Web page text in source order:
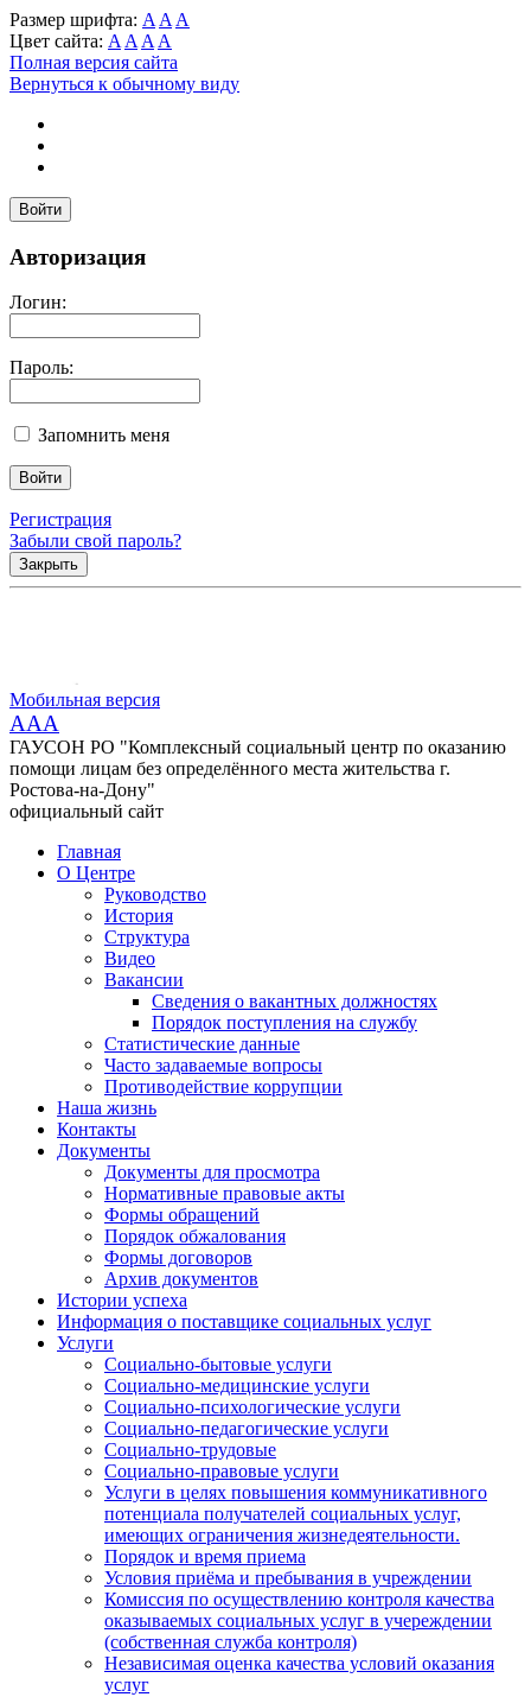
Размер шрифта: A A A
Цвет сайта: A A A A
Полная версия сайта
Вернуться к обычному виду
Войти
Авторизация
Логин:
Пароль:
Запомнить меня
Регистрация
Забыли свой пароль?
Закрыть
Мобильная версия
AAA
ГАУСОН РО "Комплексный социальный центр по оказанию
помощи лицам без определённого места жительства г.
Ростова-на-Дону"
официальный сайт
Главная
О Центре
Руководство
История
Структура
Видео
Вакансии
Сведения о вакантных должностях
Порядок поступления на службу
Статистические данные
Часто задаваемые вопросы
Противодействие коррупции
Наша жизнь
Контакты
Документы
Документы для просмотра
Нормативные правовые акты
Формы обращений
Порядок обжалования
Формы договоров
Архив документов
Истории успеха
Информация о поставщике социальных услуг
Услуги
Социально-бытовые услуги
Социально-медицинские услуги
Социально-психологические услуги
Социально-педагогические услуги
Социально-трудовые
Социально-правовые услуги
Услуги в целях повышения коммуникативного
потенциала получателей социальных услуг,
имеющих ограничения жизнедеятельности.
Порядок и время приема
Условия приёма и пребывания в учреждении
Комиссия по осуществлению контроля качества
оказываемых социальных услуг в учереждении
(собственная служба контроля)
Независимая оценка качества условий оказания
услуг